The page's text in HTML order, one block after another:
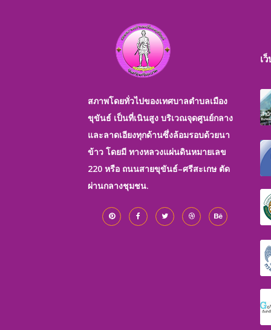
สภาพโดยทั่วไปของเทศบาลตำบลเมือง
ขุขันธ์ เป็นที่เนินสูง บริเวณจุดศูนย์กลาง
และลาดเอียงทุกด้านซึ่งล้อมรอบด้วยนา
ข้าว โดยมี ทางหลวงแผ่นดินหมายเลข
220 หรือ ถนนสายขุขันธ์–ศรีสะเกษ ตัด
ผ่านกลางชุมชน.
เ